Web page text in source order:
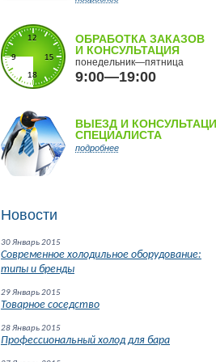
ОБРАБОТКА ЗАКАЗОВ
И КОНСУЛЬТАЦИЯ
понедельник—пятница
9:00—19:00
ВЫЕЗД И
СПЕЦИАЛИСТА
подробнее
Новости
30 Январь 2015
Современное холодильное оборудование:
типы и бренды
29 Январь 2015
Товарное соседство
28 Январь 2015
Профессиональный холод для бара